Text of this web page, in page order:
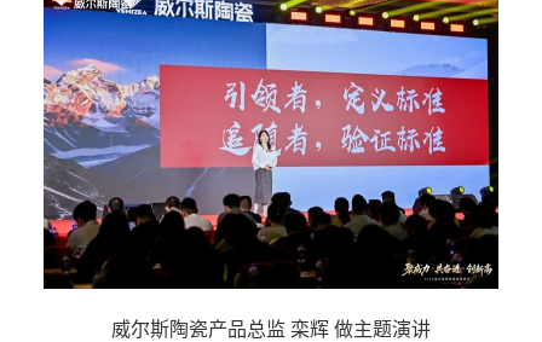
威尔斯陶瓷产品总监 栾辉 做主题演讲